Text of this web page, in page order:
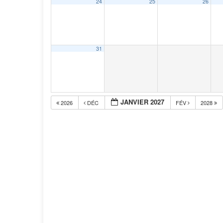
31
2026 DÉC JANVIER 2027 FÉV 2028